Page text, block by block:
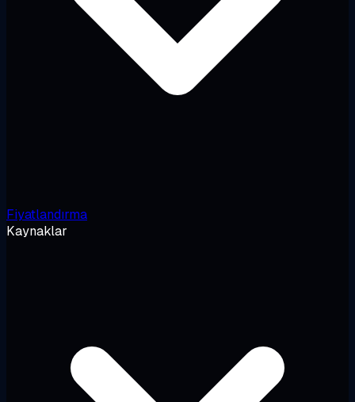
Fiyatlandırma
Kaynaklar